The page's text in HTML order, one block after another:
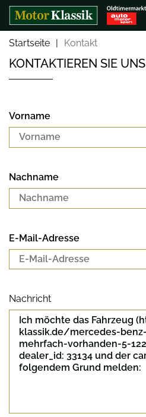
Startseite Kontakt
KONTAKTIEREN SIE UNS
Vorname
Nachname
E-Mail-Adresse
Nachricht